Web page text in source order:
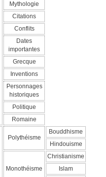
Mythologie
Citations
Conflits
Dates
importantes
Grecque
Inventions
Personnages
historiques
Politique
Romaine
Polythéisme
Bouddhisme
Hindouisme
Monothéisme
Christianisme
Islam